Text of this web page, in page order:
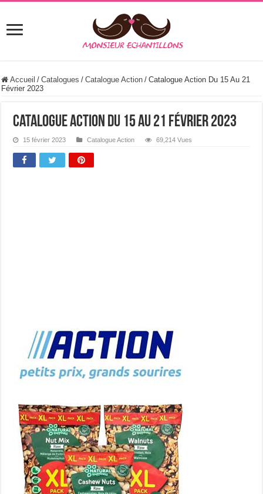
Accueil / Catalogues / Catalogue Action / Catalogue Action Du 15 Au 21
Février 2023
Catalogue Action Du 15 Au 21 Février 2023
15 février 2023 Catalogue Action 69,214 Vues